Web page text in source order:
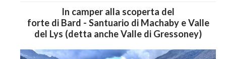
In camper alla scoperta del
forte di Bard - Santuario di Machaby e Valle
del Lys (detta anche Valle di Gressoney)